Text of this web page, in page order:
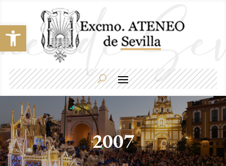
Abrir barra de herramientas
2007